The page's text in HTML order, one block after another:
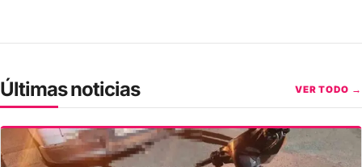
Últimas noticias VER TODO →